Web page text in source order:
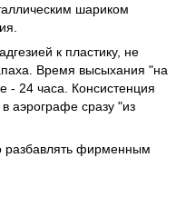
шариком
к пластику, не
Время высыхания "на
- 24 часа. Консистенция
в аэрографе сразу "из
разбавлять фирменным